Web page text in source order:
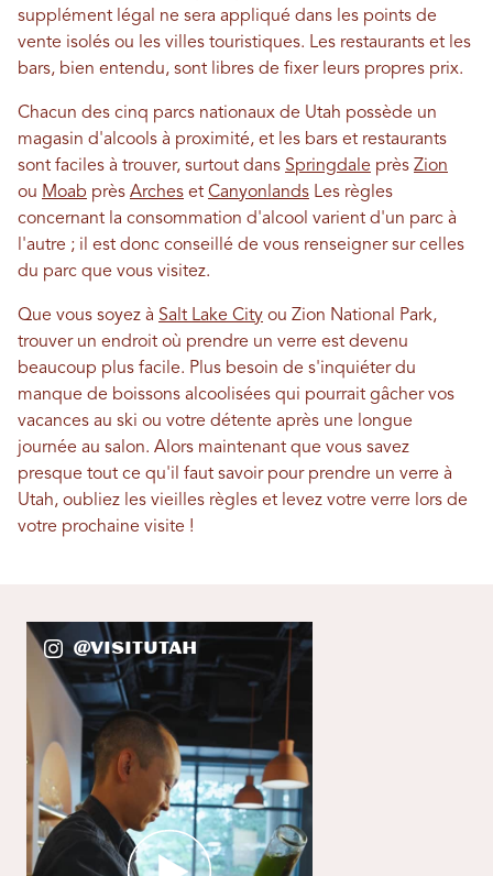
supplément légal ne sera appliqué dans les points de
vente isolés ou les villes touristiques. Les restaurants et les
bars, bien entendu, sont libres de fixer leurs propres prix.
Chacun des cinq parcs nationaux de Utah possède un
magasin d'alcools à proximité, et les bars et restaurants
sont faciles à trouver, surtout dans Springdale près Zion
ou Moab près Arches et Canyonlands Les règles
concernant la consommation d'alcool varient d'un parc à
l'autre ; il est donc conseillé de vous renseigner sur celles
du parc que vous visitez.
Que vous soyez à Salt Lake City ou Zion National Park,
trouver un endroit où prendre un verre est devenu
beaucoup plus facile. Plus besoin de s'inquiéter du
manque de boissons alcoolisées qui pourrait gâcher vos
vacances au ski ou votre détente après une longue
journée au salon. Alors maintenant que vous savez
presque tout ce qu'il faut savoir pour prendre un verre à
Utah, oubliez les vieilles règles et levez votre verre lors de
votre prochaine visite !
@VisitUtah